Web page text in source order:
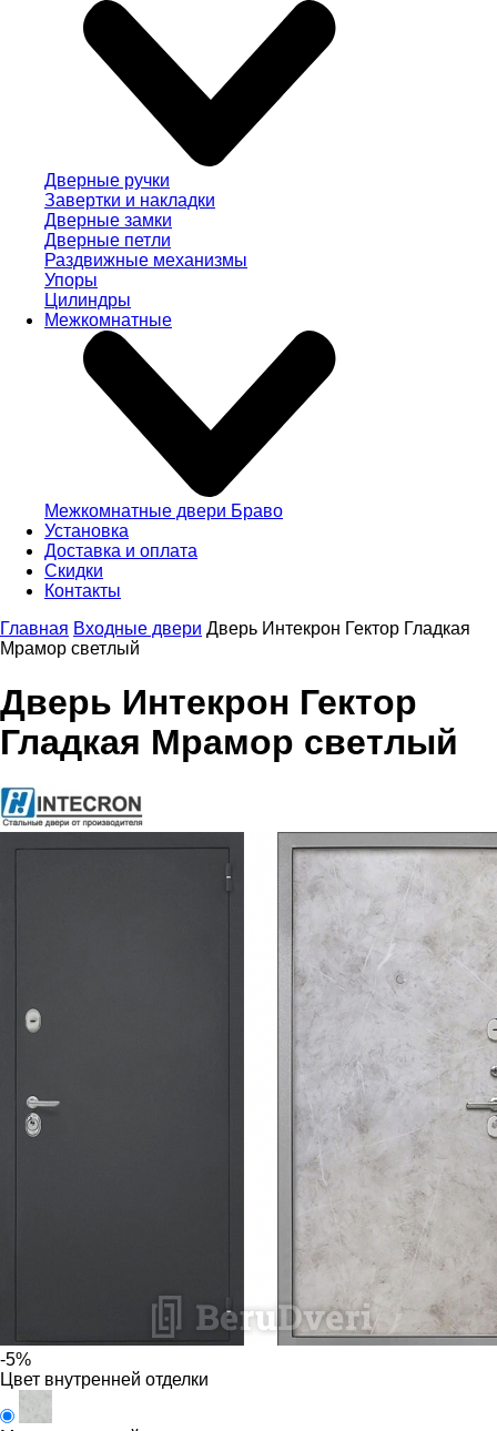
Дверные ручки
Завертки и накладки
Дверные замки
Дверные петли
Раздвижные механизмы
Упоры
Цилиндры
Межкомнатные
Межкомнатные двери Браво
Установка
Доставка и оплата
Скидки
Контакты
Главная Входные двери Дверь Интекрон Гектор Гладкая
Мрамор светлый
Дверь Интекрон Гектор
Гладкая Мрамор светлый
-5%
Цвет внутренней отделки